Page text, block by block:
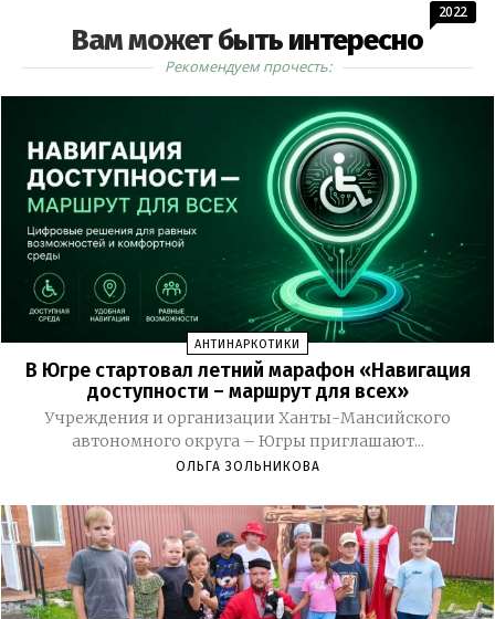
Вам может быть интересно
2022
Рекомендуем прочесть:
АНТИНАРКОТИКИ
В Югре стартовал летний марафон «Навигация
доступности – маршрут для всех»
Учреждения и организации Ханты-Мансийского
автономного округа – Югры приглашают...
ОЛЬГА ЗОЛЬНИКОВА